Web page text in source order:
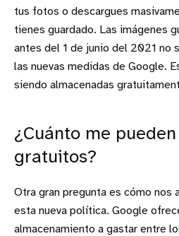
tus fotos o descargues
tienes guardado. Las imágenes
antes del 1 de junio del 2021 no
las nuevas medidas de Google.
siendo almacenadas
¿Cuánto me
gratuitos?
Otra gran pregunta es cómo nos
esta nueva política. Google
almacenamiento a gastar entre